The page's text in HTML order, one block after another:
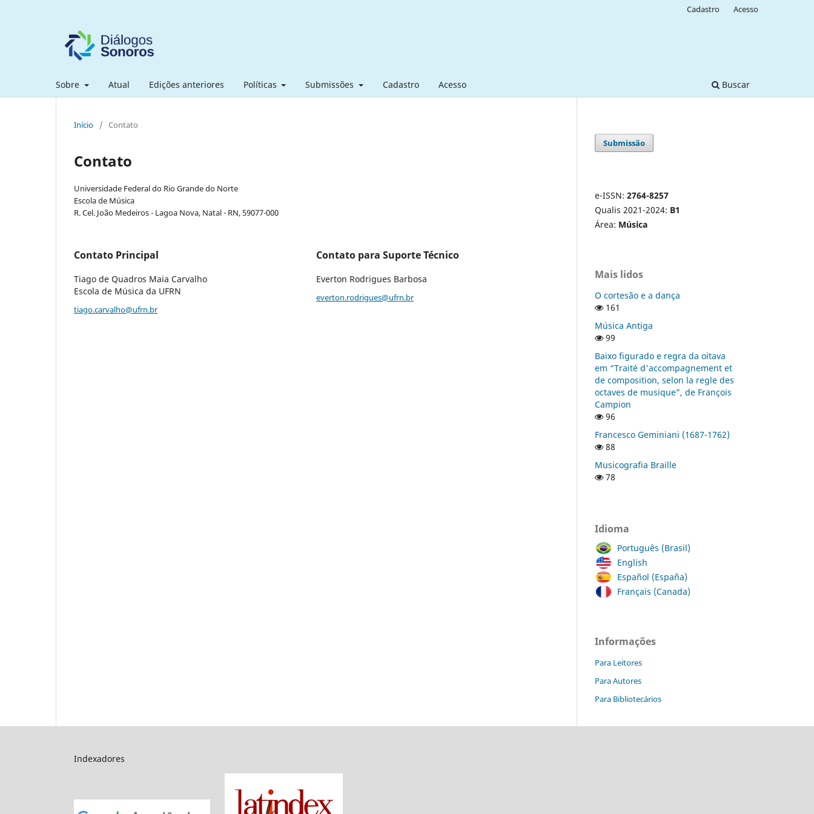
Sobre Atual Edições anteriores Políticas Submissões Cadastro Acesso Buscar
Cadastro Acesso
Início / Contato
Contato
Universidade Federal do Rio Grande do Norte
Escola de Música
R. Cel. João Medeiros - Lagoa Nova, Natal - RN, 59077-000
Contato Principal
Tiago de Quadros Maia Carvalho
Escola de Música da UFRN
tiago.carvalho@ufrn.br
Contato para Suporte Técnico
Everton Rodrigues Barbosa
everton.rodrigues@ufrn.br
Submissão
e-ISSN: 2764-8257
Qualis 2021-2024: B1
Área: Música
Mais lidos
O cortesão e a dança
161
Música Antiga
99
Baixo figurado e regra da oitava
em “Traité d'accompagnement et
de composition, selon la regle des
octaves de musique”, de François
Campion
96
Francesco Geminiani (1687-1762)
88
Musicografia Braille
78
Idioma
Português (Brasil)
English
Español (España)
Français (Canada)
Informações
Para Leitores
Para Autores
Para Bibliotecários
Indexadores